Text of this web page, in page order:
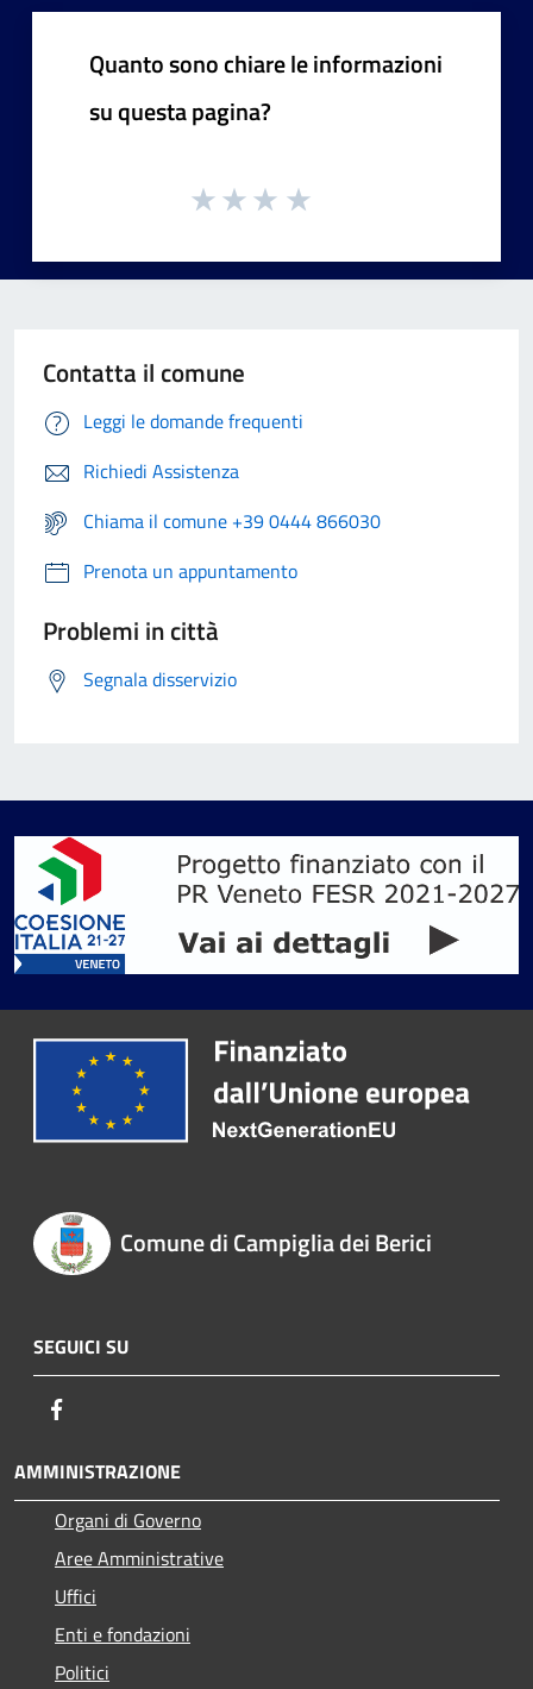
Quanto sono chiare le informazioni
su questa pagina?
Contatta il comune
Leggi le domande frequenti
Richiedi Assistenza
Chiama il comune +39 0444 866030
Prenota un appuntamento
Problemi in città
Segnala disservizio
Comune di Campiglia dei Berici
SEGUICI SU
AMMINISTRAZIONE
Organi di Governo
Aree Amministrative
Uffici
Enti e fondazioni
Politici